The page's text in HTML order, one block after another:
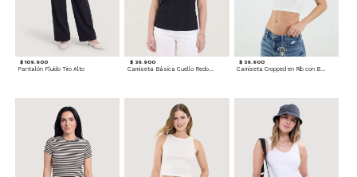
$ 109.900
Pantalón Fluido Tiro Alto
$ 39.900
Camiseta Básica Cuello Redondo
$ 39.900